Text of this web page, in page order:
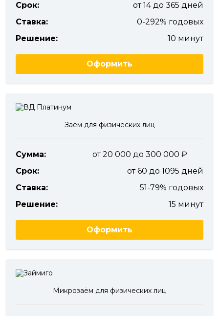
Срок:
от 14 до 365 дней
Ставка:
0-292% годовых
Решение:
10 минут
Оформить
Заём для физических лиц
Сумма:
от 20 000 до 300 000
Срок:
от 60 до 1095 дней
Ставка:
51-79% годовых
Решение:
15 минут
Оформить
Микрозаём для физических лиц